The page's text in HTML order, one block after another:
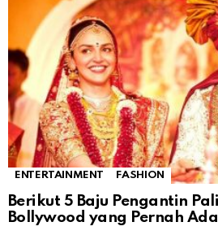
ENTERTAINMENT FASHION
Berikut 5 Baju Pengantin
Bollywood yang Pernah Ada